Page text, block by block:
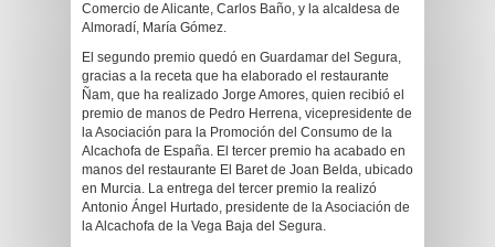
Comercio de Alicante, Carlos Baño, y la alcaldesa de
Almoradí, María Gómez.
El segundo premio quedó en Guardamar del Segura,
gracias a la receta que ha elaborado el restaurante
Ñam, que ha realizado Jorge Amores, quien recibió el
premio de manos de Pedro Herrena, vicepresidente de
la Asociación para la Promoción del Consumo de la
Alcachofa de España. El tercer premio ha acabado en
manos del restaurante El Baret de Joan Belda, ubicado
en Murcia. La entrega del tercer premio la realizó
Antonio Ángel Hurtado, presidente de la Asociación de
la Alcachofa de la Vega Baja del Segura.